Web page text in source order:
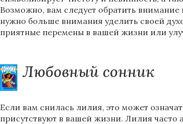
Возможно, вам следует обратить
нужно больше внимания уделить своей
приятные перемены в вашей жизни или
Любовный сонник
Если вам снилась лилия, это может
присутствуют в вашей жизни. Лилия часто